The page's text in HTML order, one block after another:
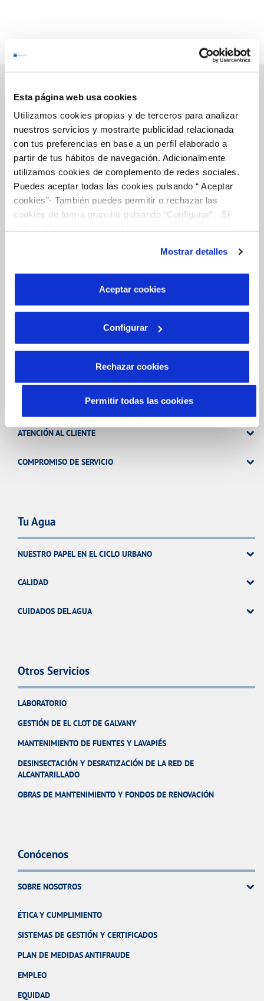
Esta página web usa cookies
Utilizamos cookies propias y de terceros para analizar
nuestros servicios y mostrarte publicidad relacionada
con tus preferencias en base a un perfil elaborado a
partir de tus hábitos de navegación. Adicionalmente
utilizamos cookies de complemento de redes sociales.
Puedes aceptar todas las cookies pulsando “ Aceptar
cookies”· También puedes permitir o rechazar las
cookies de forma granular pulsando “Configurar”. Si
son indispensables para que el sitio web funcione y que
por tanto no se pueden desactivar. Puedes consultar
más información en nuestraPolítica de Cookies
Mostrar detalles
Aceptar cookies
Configurar
Rechazar cookies
Permitir todas las cookies
Gestiones Online
FACTURAS, PAGOS Y CONSUMOS
MODIFICACIÓN DE DATOS
TODAS LAS GESTIONES
FACTURAS Y PRECIOS
ATENCIÓN AL CLIENTE
COMPROMISO DE SERVICIO
Tu Agua
NUESTRO PAPEL EN EL CICLO URBANO
CALIDAD
CUIDADOS DEL AGUA
Otros Servicios
LABORATORIO
GESTIÓN DE EL CLOT DE GALVANY
MANTENIMIENTO DE FUENTES Y LAVAPIÉS
DESINSECTACIÓN Y DESRATIZACIÓN DE LA RED DE
ALCANTARILLADO
OBRAS DE MANTENIMIENTO Y FONDOS DE RENOVACIÓN
Conócenos
SOBRE NOSOTROS
ÉTICA Y CUMPLIMIENTO
SISTEMAS DE GESTIÓN Y CERTIFICADOS
PLAN DE MEDIDAS ANTIFRAUDE
EMPLEO
EQUIDAD